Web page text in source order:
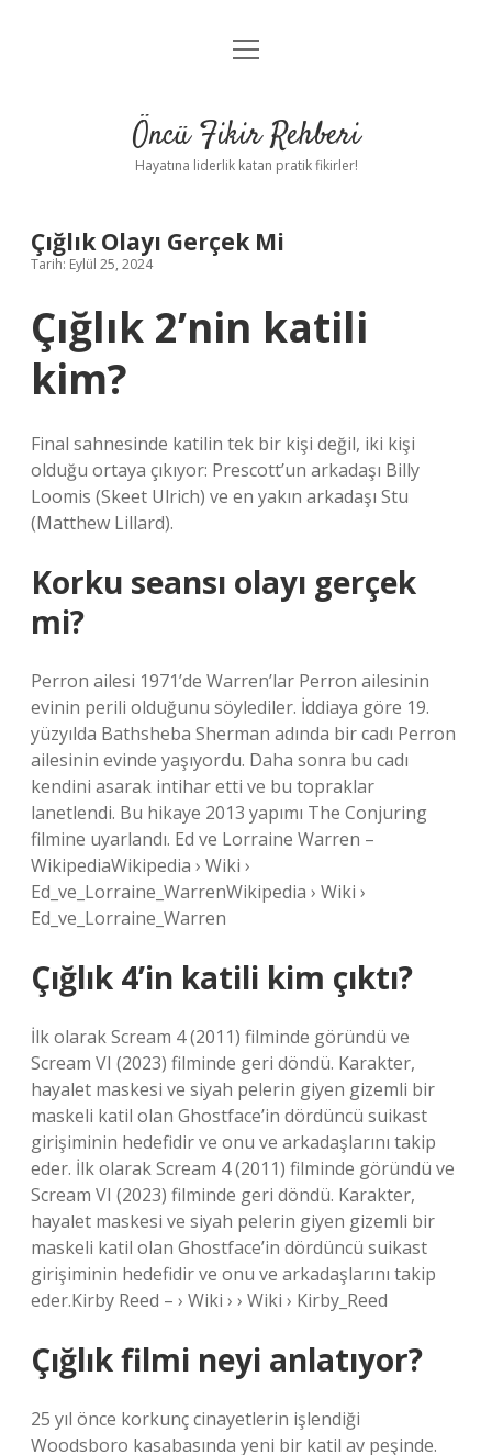
Anasayfa
Yasal Uyarı
menüyü
Öncü Fikir Rehberi
Hayatına liderlik katan pratik fikirler!
Çığlık Olayı Gerçek Mi
Tarih: Eylül 25, 2024
Çığlık 2’nin katili
kim?
Final sahnesinde katilin tek bir kişi değil, iki kişi
olduğu ortaya çıkıyor: Prescott’un arkadaşı Billy
Loomis (Skeet Ulrich) ve en yakın arkadaşı Stu
(Matthew Lillard).
Korku seansı olayı gerçek
mi?
Perron ailesi 1971’de Warren’lar Perron ailesinin
evinin perili olduğunu söylediler. İddiaya göre 19.
yüzyılda Bathsheba Sherman adında bir cadı Perron
ailesinin evinde yaşıyordu. Daha sonra bu cadı
kendini asarak intihar etti ve bu topraklar
lanetlendi. Bu hikaye 2013 yapımı The Conjuring
filmine uyarlandı. Ed ve Lorraine Warren –
WikipediaWikipedia › Wiki ›
Ed_ve_Lorraine_WarrenWikipedia › Wiki ›
Ed_ve_Lorraine_Warren
Çığlık 4’in katili kim çıktı?
İlk olarak Scream 4 (2011) filminde göründü ve
Scream VI (2023) filminde geri döndü. Karakter,
hayalet maskesi ve siyah pelerin giyen gizemli bir
maskeli katil olan Ghostface’in dördüncü suikast
girişiminin hedefidir ve onu ve arkadaşlarını takip
eder. İlk olarak Scream 4 (2011) filminde göründü ve
Scream VI (2023) filminde geri döndü. Karakter,
hayalet maskesi ve siyah pelerin giyen gizemli bir
maskeli katil olan Ghostface’in dördüncü suikast
girişiminin hedefidir ve onu ve arkadaşlarını takip
eder.Kirby Reed – › Wiki › › Wiki › Kirby_Reed
Çığlık filmi neyi anlatıyor?
25 yıl önce korkunç cinayetlerin işlendiği
Woodsboro kasabasında yeni bir katil av peşinde.